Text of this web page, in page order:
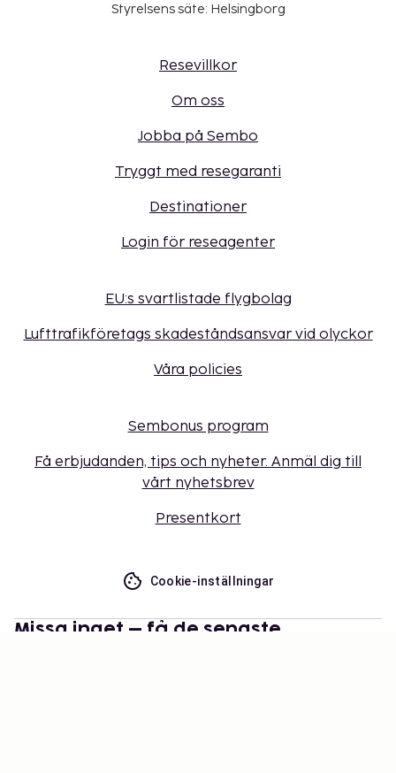
Styrelsens säte: Helsingborg
Resevillkor
Om oss
Jobba på Sembo
Tryggt med resegaranti
Destinationer
Login för reseagenter
EU:s svartlistade flygbolag
Lufttrafikföretags skadeståndsansvar vid olyckor
Våra policies
Sembonus program
Få erbjudanden, tips och nyheter. Anmäl dig till
vårt nyhetsbrev
Presentkort
Cookie-inställningar
Missa inget – få de senaste